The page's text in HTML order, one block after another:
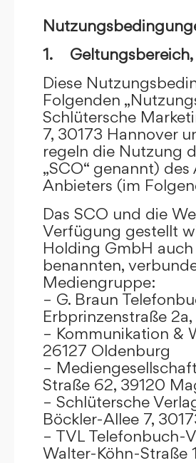
1. Geltungsbereich,
Diese
Folgenden
Schlütersche
7, 30173 Hannover
regeln die Nutzung
„SCO“ genannt)
Anbieters (im
Das SCO und die
Verfügung gestellt
Holding GmbH
benannten,
Mediengruppe:
– G. Braun
Erbprinzenstraße
– Kommunikation &
26127 Oldenburg
–
Straße 62, 39120
– Schlütersche
Böckler-Allee 7,
– TVL Telefonbuch-
Walter-Köhn-Straße